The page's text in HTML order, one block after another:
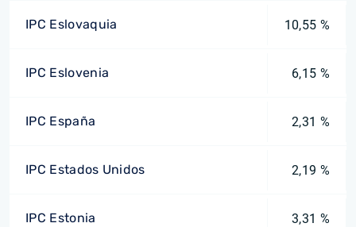
IPC Eslovaquia 10,55 %
IPC Eslovenia 6,15 %
IPC España 2,31 %
IPC Estados Unidos 2,19 %
IPC Estonia 3,31 %